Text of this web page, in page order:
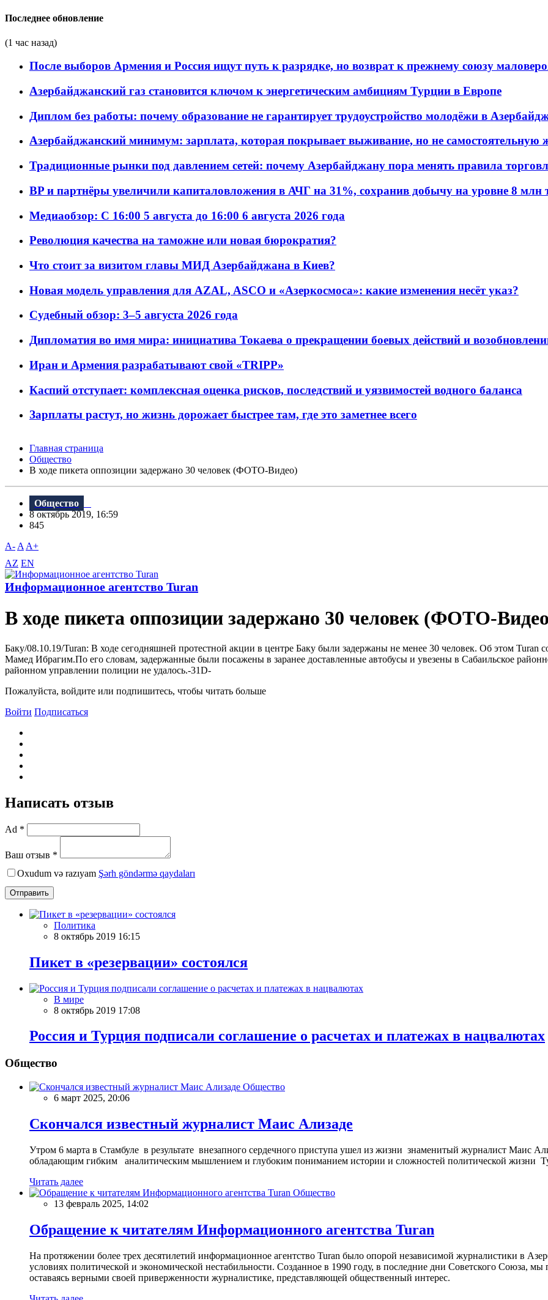
Последнее обновление
(1 час назад)
После выборов Армения и Россия ищут путь к разрядке, но возврат к прежнему союзу
Азербайджанский газ становится ключом к энергетическим амбициям Турции в Европе
Диплом без работы: почему образование не гарантирует трудоустройство молодёжи в
Азербайджанский минимум: зарплата, которая покрывает выживание, но не самостоятельную
Традиционные рынки под давлением сетей: почему Азербайджану пора менять правила
BP и партнёры увеличили капиталовложения в АЧГ на 31%, сохранив добычу на уровне 8 млн
Медиаобзор: С 16:00 5 августа до 16:00 6 августа 2026 года
Революция качества на таможне или новая бюрократия?
Что стоит за визитом главы МИД Азербайджана в Киев?
Новая модель управления для AZAL, ASCO и «Азеркосмоса»: какие изменения несёт указ?
Судебный обзор: 3–5 августа 2026 года
Дипломатия во имя мира: инициатива Токаева о прекращении боевых действий и
Иран и Армения разрабатывают свой «TRIPP»
Каспий отступает: комплексная оценка рисков, последствий и уязвимостей водного баланса
Зарплаты растут, но жизнь дорожает быстрее там, где это заметнее всего
Главная страница
Общество
В ходе пикета оппозиции задержано 30 человек (ФОТО-Видео)
Общество
8 октябрь 2019, 16:59
845
A- A A+
AZ EN
Информационное агентство Turan
В ходе пикета оппозиции задержано 30 человек (ФОТО-
Баку/08.10.19/Turan: B ходе сегодняшней протестной акции в центре Баку были задержаны не менее 30 человек. Об этом Turan
Мамед Ибрагим.По его словам, задержанные были посажены в заранее доставленные автобусы и увезены в Сабаильское
районном управлении полиции не удалось.-31D-
Пожалуйста, войдите или подпишитесь, чтобы читать больше
Войти Подписаться
Написать отзыв
Ad *
Ваш отзыв *
Oxudum və razıyam Şərh göndərmə qaydaları
Отправить
Политика
8 октябрь 2019 16:15
Пикет в «резервации» состоялся
В мире
8 октябрь 2019 17:08
Россия и Турция подписали соглашение о расчетах и платежах в нацвалютах
Общество
Общество
6 март 2025, 20:06
Скончался известный журналист Маис Ализаде
Утром 6 марта в Стамбуле в результате внезапного сердечного приступа ушел из жизни знаменитый журналист Маис
обладающим гибким аналитическим мышлением и глубоким пониманием истории и сложностей политической жизни
Читать далее
Общество
13 февраль 2025, 14:02
Обращение к читателям Информационного агентства Turan
На протяжении более трех десятилетий информационное агентство Turan было опорой независимой журналистики в
условиях политической и экономической нестабильности. Созданное в 1990 году, в последние дни Советского Союза,
оставаясь верными своей приверженности журналистике, представляющей общественный интерес.